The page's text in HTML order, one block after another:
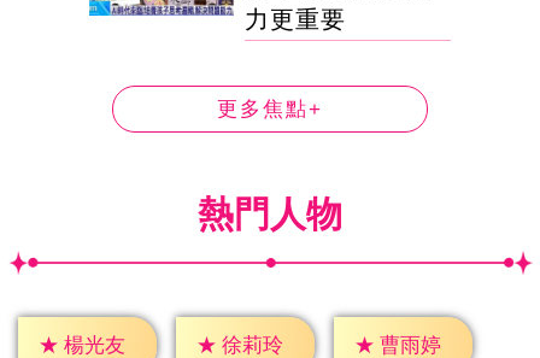
力更重要
更多焦點+
熱門人物
★ 楊光友 ★ 徐莉玲 ★ 曹雨婷